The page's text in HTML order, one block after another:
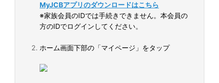
MyJCBアプリのダウンロードはこちら
※家族会員のIDでは手続きできません。本会員の
方のIDでログインしてください。
ホーム画面下部の「マイページ」をタップ